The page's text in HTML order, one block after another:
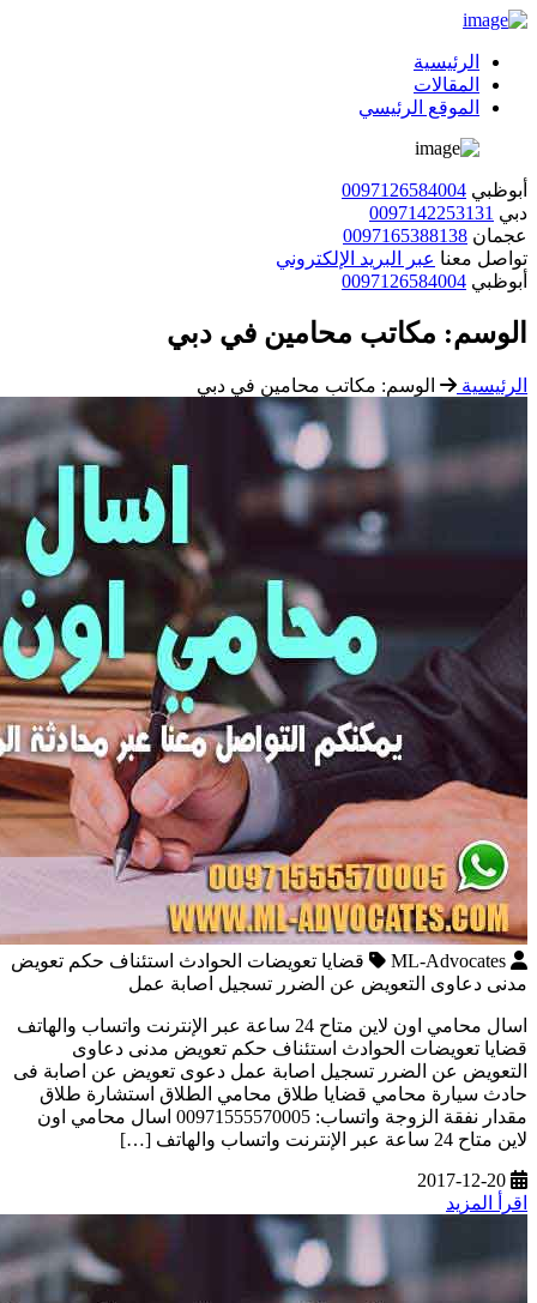
الرئيسية
المقالات
الموقع الرئيسي
أبوظبي 0097126584004
دبي 0097142253131
عجمان 0097165388138
تواصل معنا عبر البريد الإلكتروني
أبوظبي 0097126584004
الوسم: مكاتب محامين في دبي
الرئيسية الوسم: مكاتب محامين في دبي
ML-Advocates
قضايا تعويضات الحوادث استئناف حكم تعويض
مدنى دعاوى التعويض عن الضرر تسجيل اصابة عمل
اسال محامي اون لاين متاح 24 ساعة عبر الإنترنت واتساب والهاتف
قضايا تعويضات الحوادث استئناف حكم تعويض مدنى دعاوى
التعويض عن الضرر تسجيل اصابة عمل دعوى تعويض عن اصابة فى
حادث سيارة محامي قضايا طلاق محامي الطلاق استشارة طلاق
مقدار نفقة الزوجة واتساب: 00971555570005 اسال محامي اون
لاين متاح 24 ساعة عبر الإنترنت واتساب والهاتف […]
2017-12-20
اقرأ المزيد